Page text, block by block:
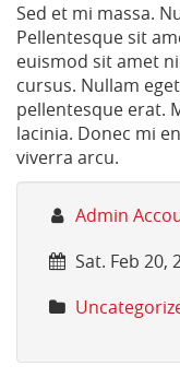
Sed et mi massa.
Pellentesque sit
euismod sit amet
cursus. Nullam
pellentesque erat.
lacinia. Donec mi
viverra arcu.
https://
AIP
HelloAdmin
Sat. Feb 20,